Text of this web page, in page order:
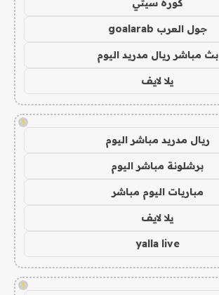
كورة سيتي
جول العرب goalarab
بث مباشر ريال مدريد اليوم
يلا لايف
!
ريال مدريد مباشر اليوم
برشلونة مباشر اليوم
مباريات اليوم مباشر
يلا لايف
yalla live
!